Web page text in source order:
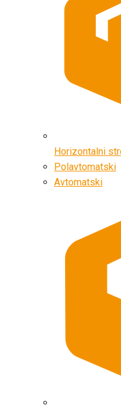
Horizontalni
Polavtomatski
Avtomatski